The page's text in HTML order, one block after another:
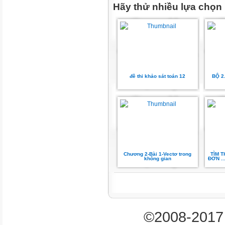
Dạng 8: Toán thực
PHẦN 2. CỰC TRỊ CỦA HÀM
E. CÂU TRẮC NGHIỆM
1
BÀI 1: TÍNH ĐƠN ĐIỆU VÀ
Hãy thử nhiều lựa chọn
đề thi khảo sát toán 12 BỘ
Chương 2-Bài 1-Vectơ trong
không gian
TÌM
ĐƠN
©2008-